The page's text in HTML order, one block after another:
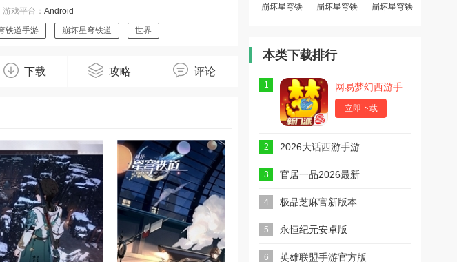
游戏平台： Android
铁道手游 崩坏星穹铁道 世界
下载 攻略 评论
崩坏星穹铁
崩坏星穹铁
崩坏星穹铁
本类下载排行
1
网易梦幻西游手
游
立即下载
2 2026大话西游手游
安卓版
3 官居一品2026最新
版
4 极品芝麻官新版本
5 永恒纪元安卓版
6 英雄联盟手游官方版